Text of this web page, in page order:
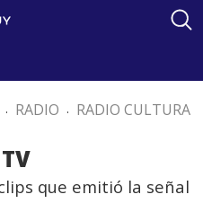
. RADIO . RADIO CULTURA
que emitió la señal